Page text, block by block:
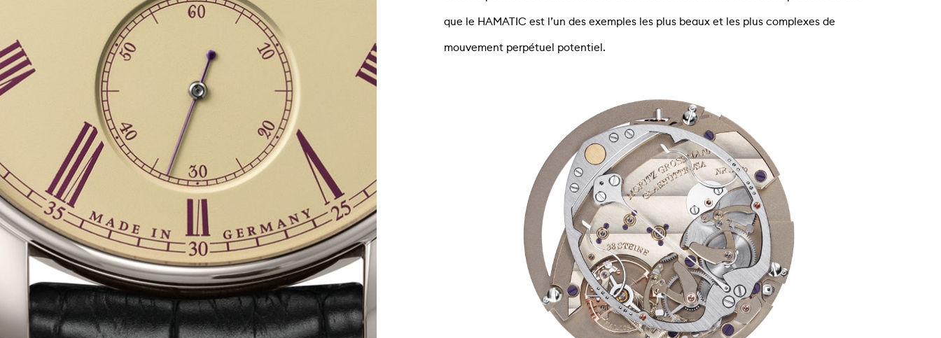
que le HAMATIC est l’un des exemples les plus beaux et les plus complexes de
mouvement perpétuel potentiel.